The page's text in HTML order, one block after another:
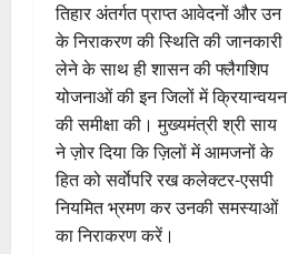
तिहार अंतर्गत प्राप्त आवेदनों और उन
के निराकरण की स्थिति की जानकारी
लेने के साथ ही शासन की फ्लैगशिप
योजनाओं की इन जिलों में क्रियान्वयन
की समीक्षा की। मुख्यमंत्री श्री साय
ने ज़ोर दिया कि ज़िलों में आमजनों के
हित को सर्वाेपरि रख कलेक्टर-एसपी
नियमित भ्रमण कर उनकी समस्याओं
का निराकरण करें।